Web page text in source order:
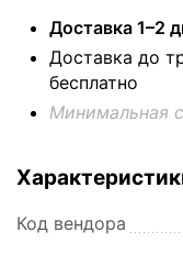
Доставка 1–2
Доставка до
бесплатно
Минимальная
Код вендора